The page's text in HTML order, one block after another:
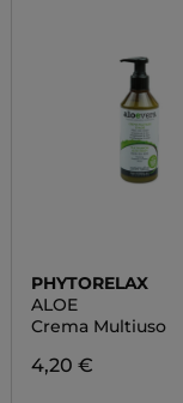
PHYTORELAX
ALOE
Crema Multiuso
4,20 €